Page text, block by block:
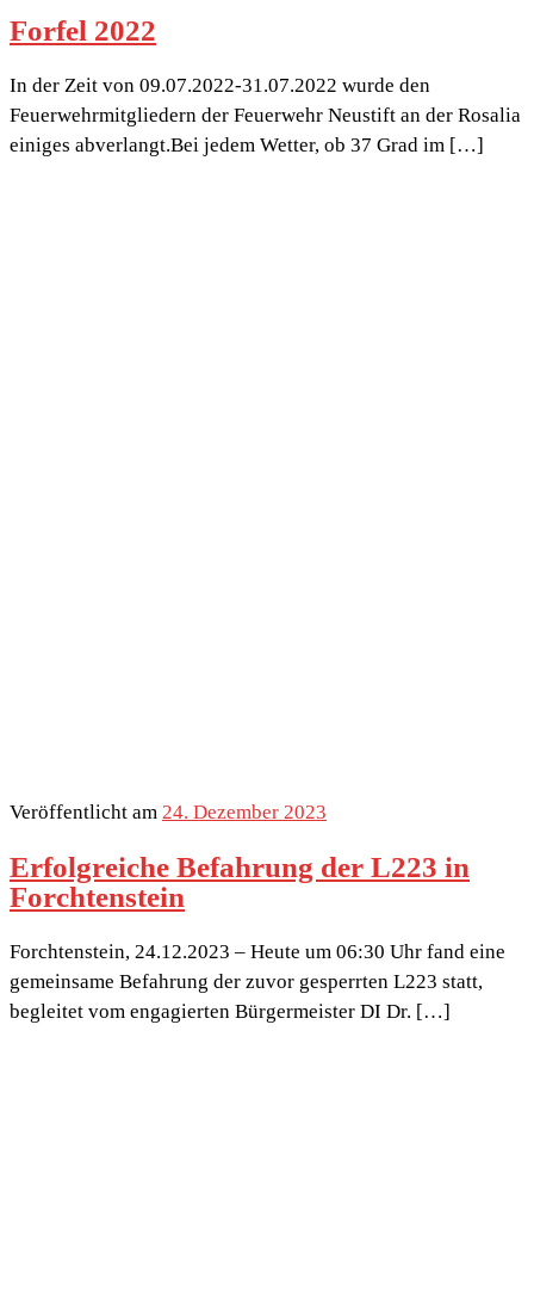
Forfel 2022
In der Zeit von 09.07.2022-31.07.2022 wurde den
Feuerwehrmitgliedern der Feuerwehr Neustift an der Rosalia
einiges abverlangt.Bei jedem Wetter, ob 37 Grad im […]
Veröffentlicht am 24. Dezember 2023
Erfolgreiche Befahrung der L223 in
Forchtenstein
Forchtenstein, 24.12.2023 – Heute um 06:30 Uhr fand eine
gemeinsame Befahrung der zuvor gesperrten L223 statt,
begleitet vom engagierten Bürgermeister DI Dr. […]